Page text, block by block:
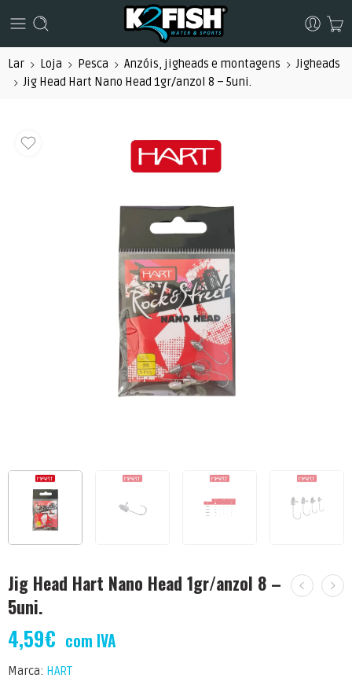
Lar Loja Pesca Anzóis, jigheads e montagens
Jigheads
Jig Head Hart Nano Head 1gr/anzol 8 – 5uni.
Jig Head Hart Nano Head 1gr/anzol 8 –
5uni.
4,59€ com IVA
Marca: HART